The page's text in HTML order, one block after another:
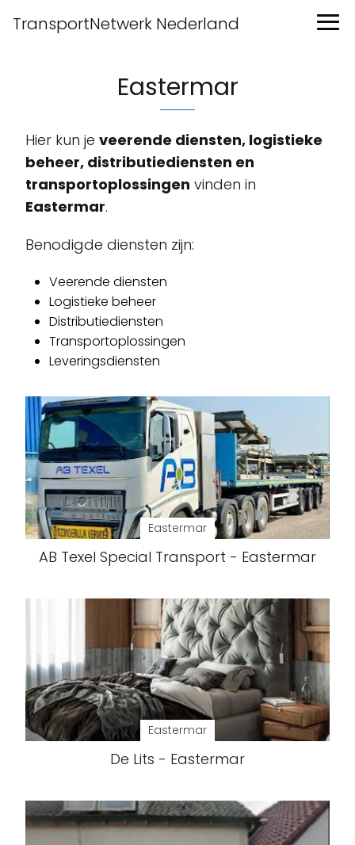
TransportNetwerk Nederland
Eastermar
Hier kun je veerende diensten, logistieke
beheer, distributiediensten en
transportoplossingen vinden in
Eastermar.
Benodigde diensten zijn:
Veerende diensten
Logistieke beheer
Distributiediensten
Transportoplossingen
Leveringsdiensten
Eastermar
AB Texel Special Transport - Eastermar
Eastermar
De Lits - Eastermar